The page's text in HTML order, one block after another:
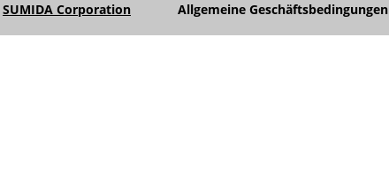
SUMIDA Corporation Allgemeine Geschäftsbedingungen